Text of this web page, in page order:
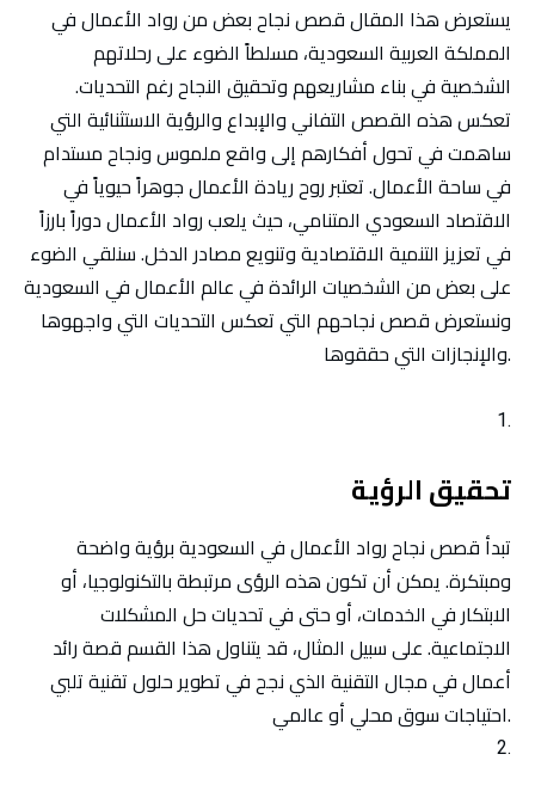
يستعرض هذا المقال قصص نجاح بعض من رواد الأعمال في
المملكة العربية السعودية، مسلطاً الضوء على رحلاتهم
الشخصية في بناء مشاريعهم وتحقيق النجاح رغم التحديات.
تعكس هذه القصص التفاني والإبداع والرؤية الاستثنائية التي
ساهمت في تحول أفكارهم إلى واقع ملموس ونجاح مستدام
في ساحة الأعمال. تعتبر روح ريادة الأعمال جوهراً حيوياً في
الاقتصاد السعودي المتنامي، حيث يلعب رواد الأعمال دوراً بارزاً
في تعزيز التنمية الاقتصادية وتنويع مصادر الدخل. سنلقي الضوء
على بعض من الشخصيات الرائدة في عالم الأعمال في السعودية
ونستعرض قصص نجاحهم التي تعكس التحديات التي واجهوها
والإنجازات التي حققوها.
تحقيق الرؤية
تبدأ قصص نجاح رواد الأعمال في السعودية برؤية واضحة
ومبتكرة. يمكن أن تكون هذه الرؤى مرتبطة بالتكنولوجيا، أو
الابتكار في الخدمات، أو حتى في تحديات حل المشكلات
الاجتماعية. على سبيل المثال، قد يتناول هذا القسم قصة رائد
أعمال في مجال التقنية الذي نجح في تطوير حلول تقنية تلبي
احتياجات سوق محلي أو عالمي.